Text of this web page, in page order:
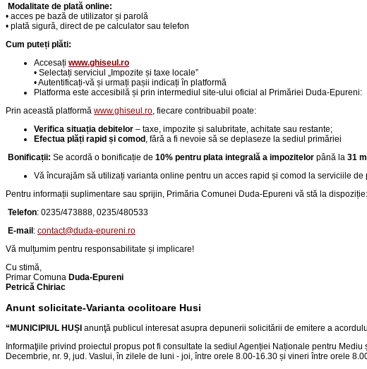
Modalitate de plată online:
• acces pe bază de utilizator și parolă
• plată sigură, direct de pe calculator sau telefon
Cum puteți plăti:
Accesați www.ghiseul.ro
• Selectați serviciul „Impozite și taxe locale”
• Autentificați-vă și urmați pașii indicați în platformă
Platforma este accesibilă și prin intermediul site-ului oficial al Primăriei Duda-Epureni:
Prin această platformă www.ghiseul.ro, fiecare contribuabil poate:
Verifica situația debitelor – taxe, impozite și salubritate, achitate sau restante;
Efectua plăți rapid și comod , fără a fi nevoie să se deplaseze la sediul primăriei
Bonificații: Se acordă o bonificație de 10% pentru plata integrală a impozitelor până la 31
Vă încurajăm să utilizați varianta online pentru un acces rapid și comod la serviciile de
Pentru informații suplimentare sau sprijin, Primăria Comunei Duda-Epureni vă stă la dispoziție:
Telefon: 0235/473888, 0235/480533
E-mail : contact@duda-epureni.ro
Vă mulțumim pentru responsabilitate și implicare!
Cu stimă,
Primar Comuna Duda-Epureni
Petrică Chiriac
Anunt solicitate-Varianta ocolitoare Husi
“MUNICIPIUL HUȘI anunţă publicul interesat asupra depunerii solicitării de emitere a
Informaţiile privind proiectul propus pot fi consultate la sediul Agenției Naționale pentru
Decembrie, nr. 9, jud. Vaslui, în zilele de luni - joi, între orele 8.00-16.30 și vineri între orele